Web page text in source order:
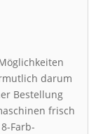
darum
Bestellung
frisch
Farb-